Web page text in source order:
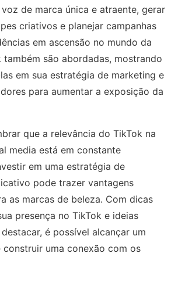
de marca única e atraente, gerar
criativos e planejar campanhas
em ascensão no mundo da
também são abordadas, mostrando
em sua estratégia de marketing e
para aumentar a exposição da
que a relevância do TikTok na
media está em constante
em uma estratégia de
pode trazer vantagens
as marcas de beleza. Com dicas
presença no TikTok e ideias
é possível alcançar um
uma conexão com os